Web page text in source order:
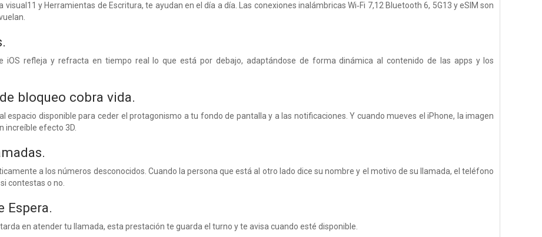
visual11 y Herramientas de Escritura, te ayudan en el día a día. Las conexiones inalámbricas Wi‑Fi 7,12 Bluetooth 6, 5G13 y eSIM son
iOS refleja y refracta en tiempo real lo que está por debajo, adaptándose de forma dinámica al contenido de las apps y los
bloqueo cobra vida.
espacio disponible para ceder el protagonismo a tu fondo de pantalla y a las notificaciones. Y cuando mueves el iPhone, la imagen
increíble efecto 3D.
a los números desconocidos. Cuando la persona que está al otro lado dice su nombre y el motivo de su llamada, el teléfono
contestas o no.
Espera.
en atender tu llamada, esta prestación te guarda el turno y te avisa cuando esté disponible.